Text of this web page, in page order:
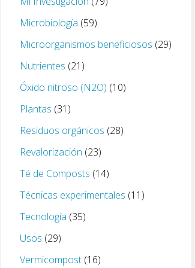
Microbiología (59)
Microorganismos beneficiosos (29)
Nutrientes (21)
Óxido nitroso (N2O) (10)
Plantas (31)
Residuos orgánicos (28)
Revalorización (23)
Té de Composts (14)
Técnicas experimentales (11)
Tecnología (35)
Usos (29)
Vermicompost (16)